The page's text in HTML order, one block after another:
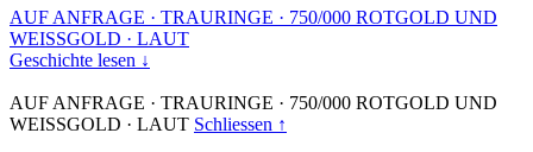
AUF ANFRAGE · TRAURINGE · 750/000 ROTGOLD UND
WEISSGOLD · LAUT
Geschichte lesen ↓
AUF ANFRAGE · TRAURINGE · 750/000 ROTGOLD UND
WEISSGOLD · LAUT Schliessen ↑